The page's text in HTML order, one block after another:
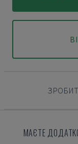
МАЄТЕ